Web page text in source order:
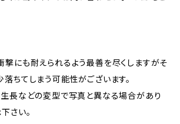
にも耐えられるよう最善を尽くしますがそ
ちてしまう可能性がございます。
生長などの変型で写真と異なる場合があり
さい。